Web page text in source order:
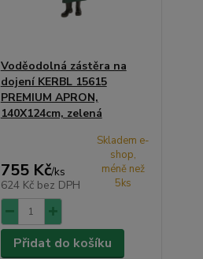
Voděodolná zástěra na
dojení KERBL 15615
PREMIUM APRON,
140X124cm, zelená
755 Kč/ks
624 Kč bez DPH
Skladem e-
shop,
méně než
5ks
Přidat do košíku